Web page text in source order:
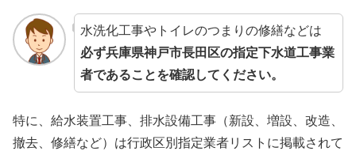
水洗化工事やトイレのつまりの修繕などは
必ず兵庫県神戸市長田区の指定下水道工事業
者であることを確認してください。
特に、給水装置工事、排水設備工事（新設、増設、改造、
撤去、修繕など）は行政区別指定業者リストに掲載されて